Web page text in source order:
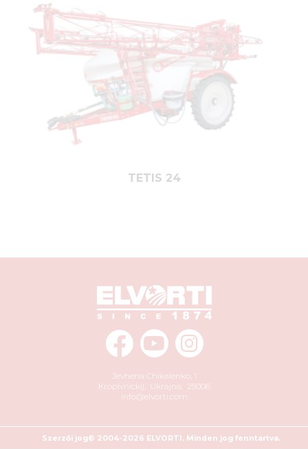
TETIS 24
Jevhena Chikalenko, 1
Kropivnickij
Ukrajna
25006
info@elvorti.com
Szerzői jog© 2004-2026 ELVORTI. Minden jog fenntartva.